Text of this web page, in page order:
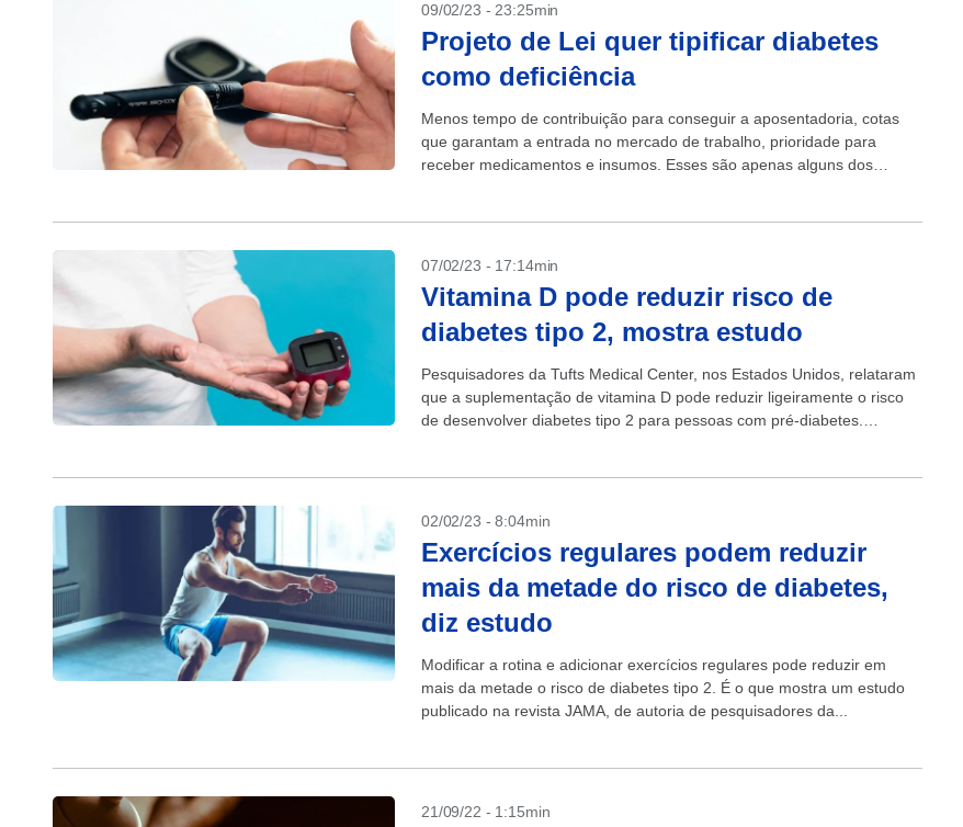
09/02/23 - 23:25min
Projeto de Lei quer tipificar diabetes
como deficiência
Menos tempo de contribuição para conseguir a aposentadoria, cotas
que garantam a entrada no mercado de trabalho, prioridade para
receber medicamentos e insumos. Esses são apenas alguns dos
07/02/23 - 17:14min
Vitamina D pode reduzir risco de
diabetes tipo 2, mostra estudo
Pesquisadores da Tufts Medical Center, nos Estados Unidos, relataram
que a suplementação de vitamina D pode reduzir ligeiramente o risco
de desenvolver diabetes tipo 2 para pessoas com pré-diabetes.
02/02/23 - 8:04min
Exercícios regulares podem reduzir
mais da metade do risco de diabetes,
diz estudo
Modificar a rotina e adicionar exercícios regulares pode reduzir em
mais da metade o risco de diabetes tipo 2. É o que mostra um estudo
publicado na revista JAMA, de autoria de pesquisadores da...
21/09/22 - 1:15min